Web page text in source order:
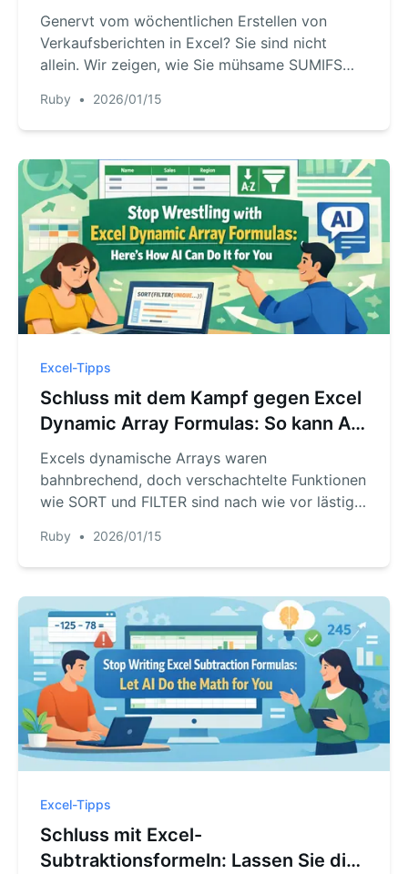
fördert
Genervt vom wöchentlichen Erstellen von
Verkaufsberichten in Excel? Sie sind nicht
allein. Wir zeigen, wie Sie mühsame SUMIFS
Excel AI nutzen, um in Minuten Erkenntnisse zu
gewinnen — so bleibt Zeit für strategische
Ruby • 2026/01/15
Excel-Tipps
Schluss mit dem Kampf gegen Excel
Dynamic Array Formulas: So kann AI
das für Sie erledigen
Excels dynamische Arrays waren
bahnbrechend, doch verschachtelte Funktionen
wie SORT und FILTER sind nach wie vor lästig.
komplexe Datenfilterung, Sortierung und
Analyse allein durch Fragen in natürlicher
Ruby • 2026/01/15
Excel-Tipps
Schluss mit Excel-
Subtraktionsformeln: Lassen Sie die